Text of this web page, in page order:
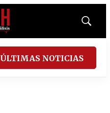
Mostrar
ÚLTIMAS NOTICIAS